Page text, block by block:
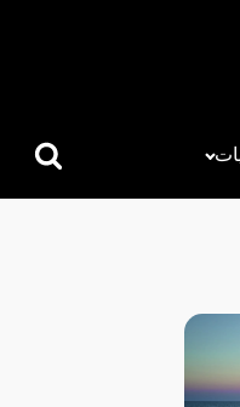
البحث
عن: